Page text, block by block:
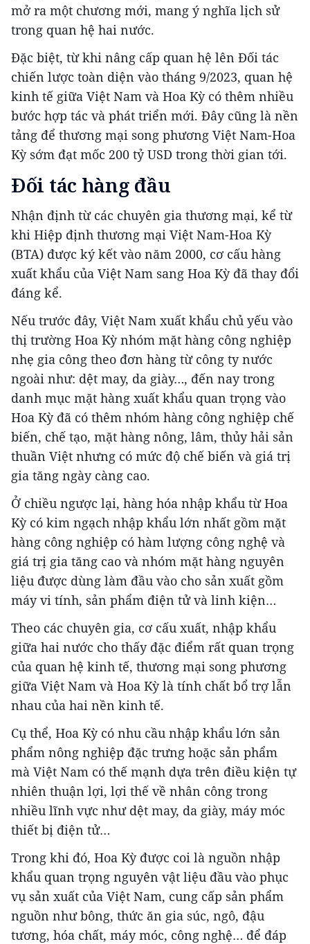
mở ra một chương mới, mang ý nghĩa lịch sử
trong quan hệ hai nước.
Đặc biệt, từ khi nâng cấp quan hệ lên Đối tác
chiến lược toàn diện vào tháng 9/2023, quan hệ
kinh tế giữa Việt Nam và Hoa Kỳ có thêm nhiều
bước hợp tác và phát triển mới. Đây cũng là nền
tảng để thương mại song phương Việt Nam-Hoa
Kỳ sớm đạt mốc 200 tỷ USD trong thời gian tới.
Đối tác hàng đầu
Nhận định từ các chuyên gia thương mại, kể từ
khi Hiệp định thương mại Việt Nam-Hoa Kỳ
(BTA) được ký kết vào năm 2000, cơ cấu hàng
xuất khẩu của Việt Nam sang Hoa Kỳ đã thay đổi
đáng kể.
Nếu trước đây, Việt Nam xuất khẩu chủ yếu vào
thị trường Hoa Kỳ nhóm mặt hàng công nghiệp
nhẹ gia công theo đơn hàng từ công ty nước
ngoài như: dệt may, da giày…, đến nay trong
danh mục mặt hàng xuất khẩu quan trọng vào
Hoa Kỳ đã có thêm nhóm hàng công nghiệp chế
biến, chế tạo, mặt hàng nông, lâm, thủy hải sản
thuần Việt nhưng có mức độ chế biến và giá trị
gia tăng ngày càng cao.
Ở chiều ngược lại, hàng hóa nhập khẩu từ Hoa
Kỳ có kim ngạch nhập khẩu lớn nhất gồm mặt
hàng công nghiệp có hàm lượng công nghệ và
giá trị gia tăng cao và nhóm mặt hàng nguyên
liệu được dùng làm đầu vào cho sản xuất gồm
máy vi tính, sản phẩm điện tử và linh kiện…
Theo các chuyên gia, cơ cấu xuất, nhập khẩu
giữa hai nước cho thấy đặc điểm rất quan trọng
của quan hệ kinh tế, thương mại song phương
giữa Việt Nam và Hoa Kỳ là tính chất bổ trợ lẫn
nhau của hai nền kinh tế.
Cụ thể, Hoa Kỳ có nhu cầu nhập khẩu lớn sản
phẩm nông nghiệp đặc trưng hoặc sản phẩm
mà Việt Nam có thế mạnh dựa trên điều kiện tự
nhiên thuận lợi, lợi thế về nhân công trong
nhiều lĩnh vực như dệt may, da giày, máy móc
thiết bị điện tử…
Trong khi đó, Hoa Kỳ được coi là nguồn nhập
khẩu quan trọng nguyên vật liệu đầu vào phục
vụ sản xuất của Việt Nam, cung cấp sản phẩm
nguồn như bông, thức ăn gia súc, ngô, đậu
tương, hóa chất, máy móc, công nghệ… để đáp